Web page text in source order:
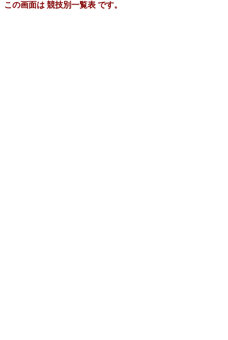
この画面は 競技別一覧表 です。